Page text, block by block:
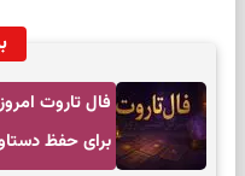
برای حفظ